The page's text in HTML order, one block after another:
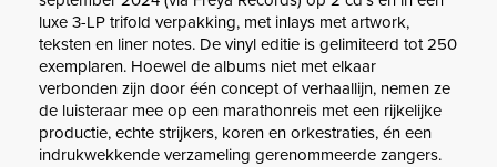
luxe 3-LP trifold verpakking, met inlays met artwork,
teksten en liner notes. De vinyl editie is gelimiteerd tot 250
exemplaren. Hoewel de albums niet met elkaar
verbonden zijn door één concept of verhaallijn, nemen ze
de luisteraar mee op een marathonreis met een rijkelijke
productie, echte strijkers, koren en orkestraties, én een
indrukwekkende verzameling gerenommeerde zangers.